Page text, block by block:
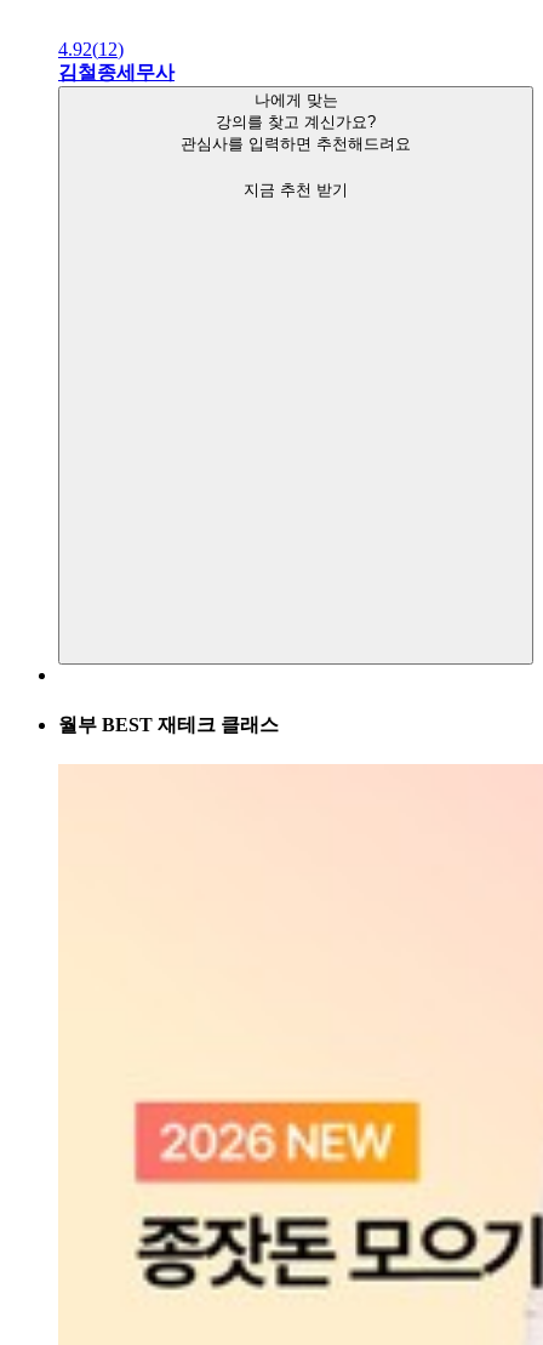
4.92(12)
김철종세무사
나에게 맞는
강의를 찾고 계신가요?
관심사를 입력하면 추천해드려요
월부 BEST 재테크 클래스